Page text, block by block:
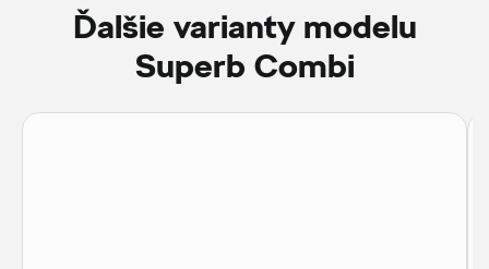
Ďalšie varianty modelu
Superb Combi